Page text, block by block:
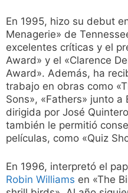
En 1995, hizo su debut
Menagerie» de
excelentes críticas y el
Award» y el «Clarence
Award». Además, ha
trabajo en obras como
Sons», «Fathers» junto a
dirigida por José
también le permitió
películas, como «Quiz
En 1996, interpretó el
Robin Williams en «The